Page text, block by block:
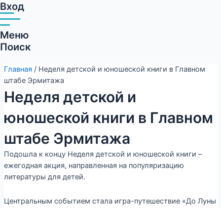
Вход
Меню
Поиск
Главная / Неделя детской и юношеской книги в Главном
штабе Эрмитажа
Неделя детской и
юношеской книги в Главном
штабе Эрмитажа
Подошла к концу Неделя детской и юношеской книги –
ежегодная акция, направленная на популяризацию
литературы для детей.
Центральным событием стала игра-путешествие «До Луны